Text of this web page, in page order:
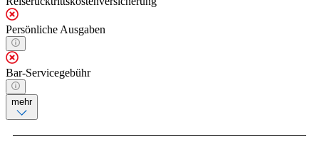
Persönliche Ausgaben
Bar-Servicegebühr
mehr